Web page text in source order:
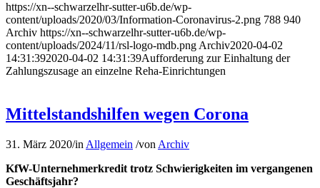
https://xn--schwarzelhr-sutter-u6b.de/wp-
content/uploads/2020/03/Information-Coronavirus-2.png 788 940
Archiv https://xn--schwarzelhr-sutter-u6b.de/wp-
content/uploads/2024/11/rsl-logo-mdb.png Archiv2020-04-02
14:31:392020-04-02 14:31:39Aufforderung zur Einhaltung der
Zahlungszusage an einzelne Reha-Einrichtungen
Mittelstandshilfen wegen Corona
31. März 2020/in Allgemein /von Archiv
KfW-Unternehmerkredit trotz Schwierigkeiten im vergangenen
Geschäftsjahr?